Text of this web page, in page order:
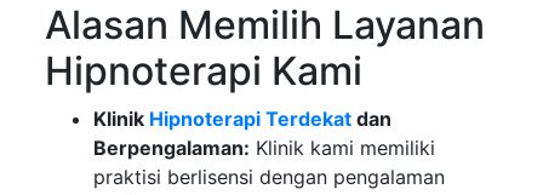
Alasan Memilih Layanan
Hipnoterapi Kami
Klinik Hipnoterapi Terdekat dan
Berpengalaman: Klinik kami memiliki
praktisi berlisensi dengan pengalaman